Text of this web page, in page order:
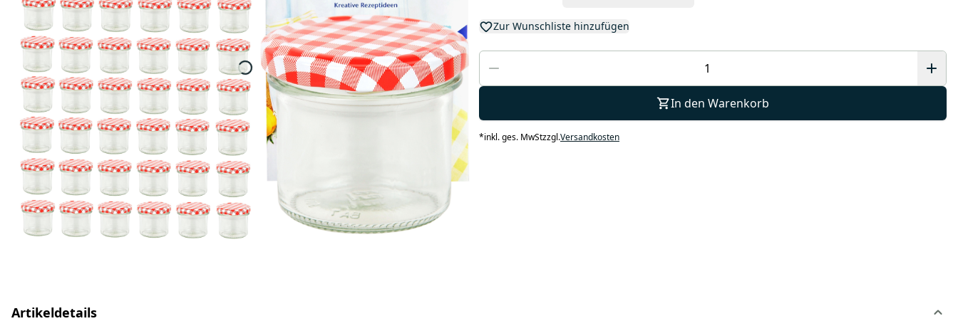
Zur Wunschliste hinzufügen
In den Warenkorb
*inkl. ges. MwStzzgl.Versandkosten
Artikeldetails